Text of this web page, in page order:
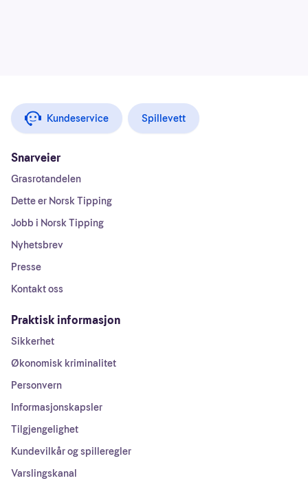
Kundeservice Spillevett
Snarveier
Grasrotandelen
Dette er Norsk Tipping
Jobb i Norsk Tipping
Nyhetsbrev
Presse
Kontakt oss
Praktisk informasjon
Sikkerhet
Økonomisk kriminalitet
Personvern
Informasjonskapsler
Tilgjengelighet
Kundevilkår og spilleregler
Varslingskanal